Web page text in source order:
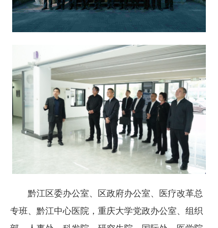
黔江区委办公室、区政府办公室、医疗改革总
专班、黔江中心医院，重庆大学党政办公室、组织